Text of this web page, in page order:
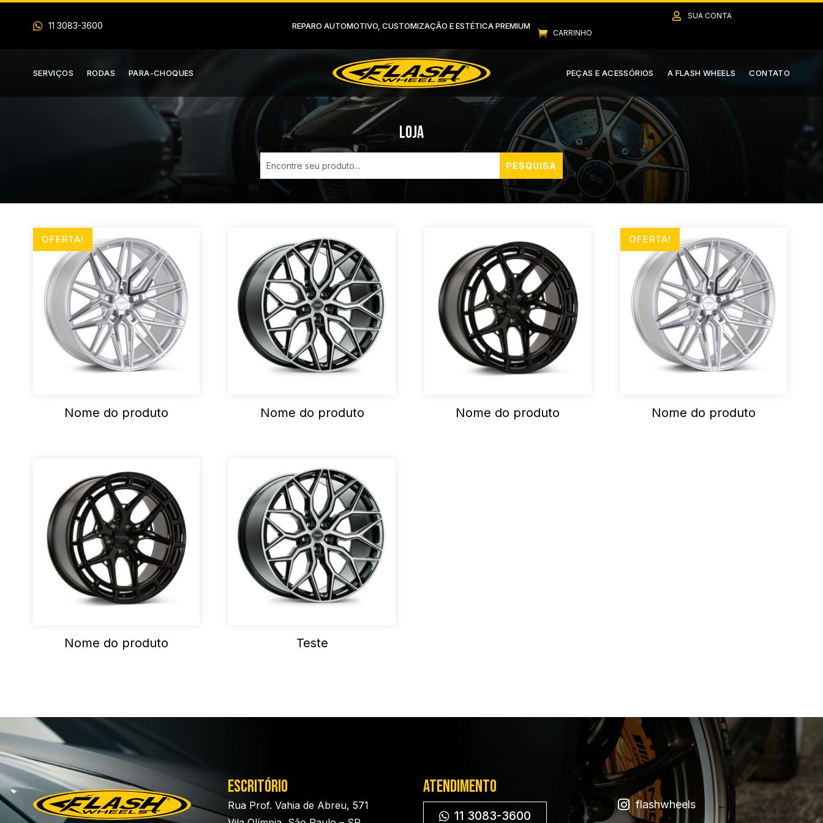
 11 3083-3600 REPARO AUTOMOTIVO, CUSTOMIZAÇÃO E ESTÉTICA PREMIUM
 SUA CONTA
 CARRINHO
SERVIÇOS RODAS PARA-CHOQUES PEÇAS E ACESSÓRIOS A FLASH WHEELS CONTATO
Loja
OFERTA!
Nome do produto Nome do produto Nome do produto
OFERTA!
Nome do produto
Nome do produto Teste
Escritório
Rua Prof. Vahia de Abreu, 571
Atendimento
11 3083-3600
 flashwheels